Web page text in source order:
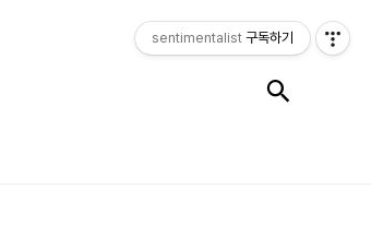
sentimentalist 구독하기